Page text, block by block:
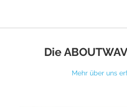
Die
Mehr über uns